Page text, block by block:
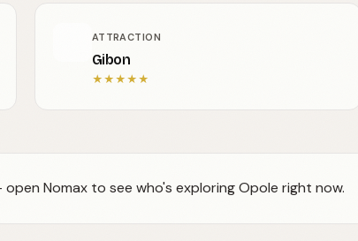
ATTRACTION
Gibon
★★★★★
Nomax to see who's exploring Opole right now.